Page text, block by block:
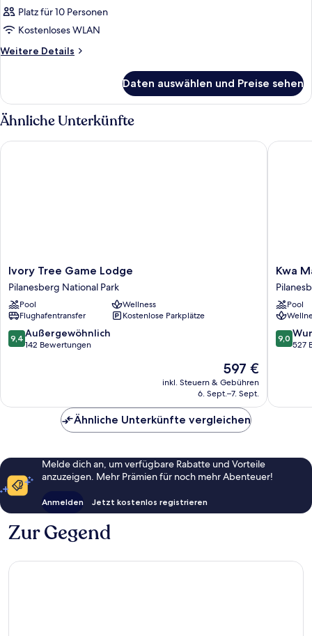
Platz für 10 Personen
Kostenloses WLAN
Weitere Details
Weitere
Daten auswählen und Preise sehen
Ähnliche Unterkünfte
Ivory
Tree
Game
Lodge
Pilanesberg
National
Park
Ivory Tree Game Lodge
Pilanesberg National Park
Pool
Wellness
Flughafentransfer
Kostenlose Parkplätze
9.4
von
9,4 Außergewöhnlich
142 Bewertungen
Der
Preis
beträgt
597 €
inkl. Steuern & Gebühren
6. Sept.–7. Sept.
Ivory Tree Game Lodge
Kwa
Bush
Lodge
National
Park
Kwa
Pool
9.0
von
9,0
527
Kwa
Ähnliche Unterkünfte vergleichen
Melde dich an, um verfügbare Rabatte und Vorteile
anzuzeigen. Mehr Prämien für noch mehr Abenteuer!
Anmelden Jetzt kostenlos registrieren
Zur Gegend